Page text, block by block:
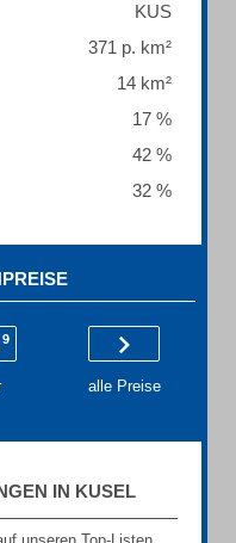
KUS
371 p. km²
14 km²
17 %
42 %
32 %
alle Preise
IN KUSEL